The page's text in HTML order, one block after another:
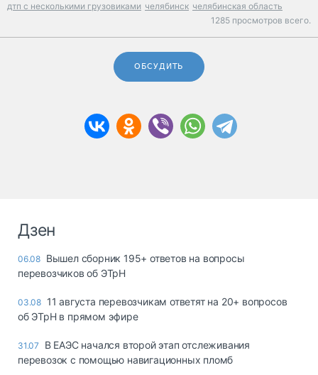
дтп с несколькими грузовиками челябинск челябинская область
1285 просмотров всего.
ОБСУДИТЬ
Дзен
06.08 Вышел сборник 195+ ответов на вопросы
перевозчиков об ЭТрН
03.08 11 августа перевозчикам ответят на 20+ вопросов
об ЭТрН в прямом эфире
31.07
В ЕАЭС начался второй этап отслеживания
перевозок с помощью навигационных пломб